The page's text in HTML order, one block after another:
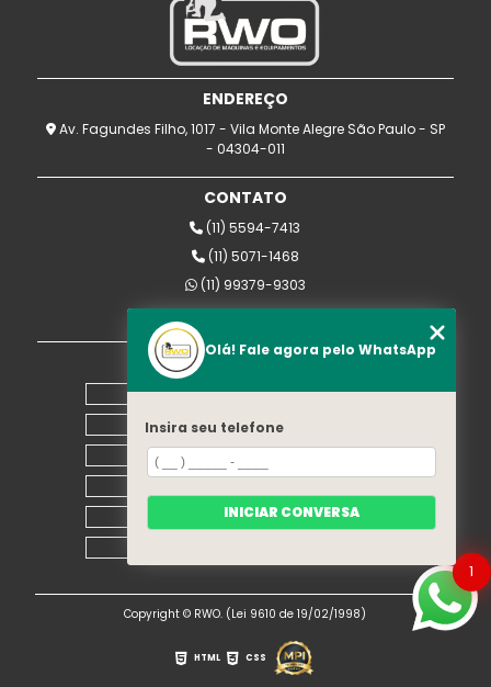
ENDEREÇO
Av. Fagundes Filho, 1017 - Vila Monte Alegre São Paulo - SP
- 04304-011
CONTATO
(11) 5594-7413
(11) 5071-1468
(11) 99379-9303
rwomaquinas@uol.com.br
Home
Empresa
Contato
Copyright © RWO. (Lei 9610 de 19/02/1998)
HTML CSS
1
Olá! Fale agora pelo WhatsApp
Insira seu telefone
INICIAR CONVERSA